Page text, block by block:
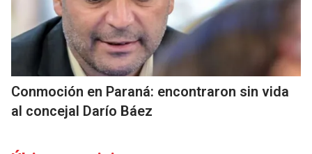
Conmoción en Paraná: encontraron sin vida
al concejal Darío Báez